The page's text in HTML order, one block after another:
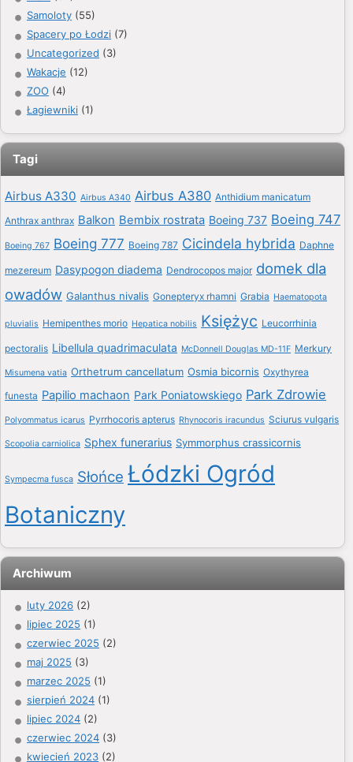
Samoloty (55)
Spacery po Łodzi (7)
Uncategorized (3)
Wakacje (12)
ZOO (4)
Łagiewniki (1)
Tagi
Airbus A330 Airbus A340 Airbus A380 Anthidium manicatum
Anthrax anthrax Balkon Bembix rostrata Boeing 737 Boeing 747
Boeing 767 Boeing 777 Boeing 787 Cicindela hybrida Daphne
mezereum Dasypogon diadema Dendrocopos major domek dla
owadów Galanthus nivalis Gonepteryx rhamni Grabia Haematopota
pluvialis Hemipenthes morio Hepatica nobilis Księżyc Leucorrhinia
pectoralis Libellula quadrimaculata McDonnell Douglas MD-11F Merkury
Misumena vatia Orthetrum cancellatum Osmia bicornis Oxythyrea
funesta Papilio machaon Park Poniatowskiego Park Zdrowie
Polyommatus icarus Pyrrhocoris apterus Rhynocoris iracundus Sciurus vulgaris
Scopolia carniolica Sphex funerarius Symmorphus crassicornis
Sympecma fusca Słońce Łódzki Ogród
Botaniczny
Archiwum
luty 2026 (2)
lipiec 2025 (1)
czerwiec 2025 (2)
maj 2025 (3)
marzec 2025 (1)
sierpień 2024 (1)
lipiec 2024 (2)
czerwiec 2024 (3)
kwiecień 2023 (2)